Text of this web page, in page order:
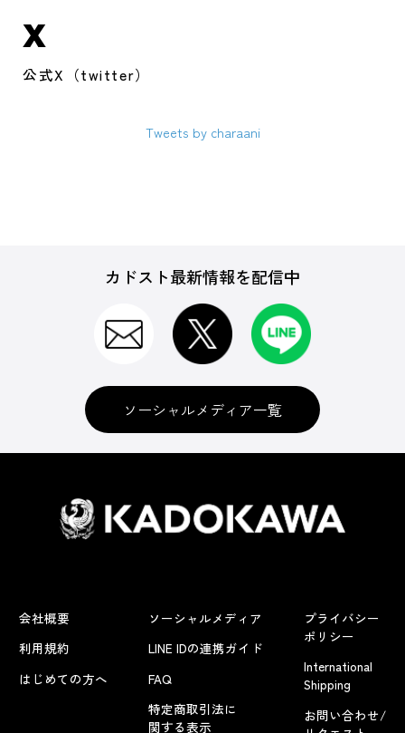
X
公式X（twitter）
Tweets by charaani
カドスト最新情報を配信中
ソーシャルメディア一覧
会社概要
利用規約
はじめての方へ
ソーシャルメディア
LINE IDの連携ガイド
FAQ
特定商取引法に
関する表示
プライバシー
ポリシー
International
Shipping
お問い合わせ/